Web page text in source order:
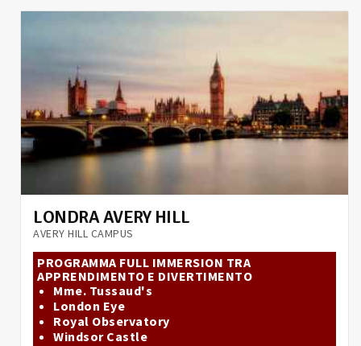
LONDRA AVERY HILL
AVERY HILL CAMPUS
PROGRAMMA FULL IMMERSION TRA
APPRENDIMENTO E DIVERTIMENTO
Mme. Tussaud's
London Eye
Royal Observatory
Windsor Castle